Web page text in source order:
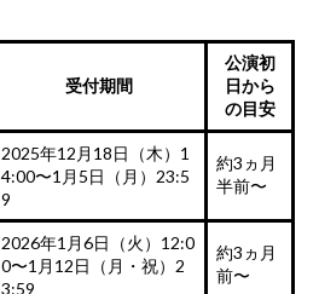
受付期間
公演初
日から
の目安
2025年12月18日（木）1
4:00〜1月5日（月）23:5
9
約3ヵ月
半前〜
2026年1月6日（火）12:0
0〜1月12日（月・祝）2
3:59
約3ヵ月
前〜